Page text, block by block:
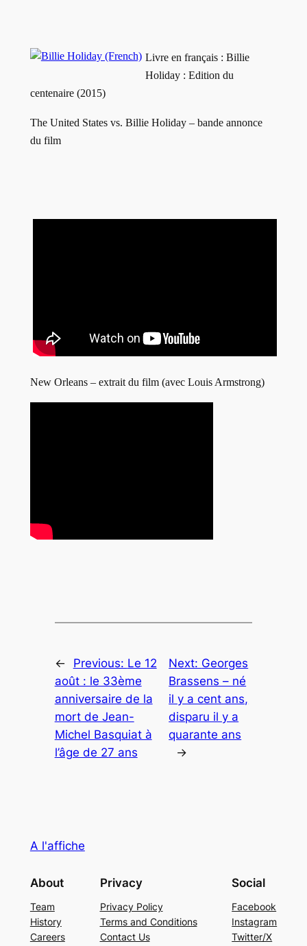
Livre en français : Billie
Holiday : Edition du
centenaire (2015)
The United States vs. Billie Holiday – bande annonce
du film
New Orleans – extrait du film (avec Louis Armstrong)
← Previous: Le 12
août : le 33ème
anniversaire de la
mort de Jean-
Michel Basquiat à
l’âge de 27 ans
Next: Georges
Brassens – né
il y a cent ans,
disparu il y a
quarante ans
→
A l'affiche
About
Team
History
Careers
Privacy
Privacy Policy
Terms and Conditions
Contact Us
Social
Facebook
Instagram
Twitter/X